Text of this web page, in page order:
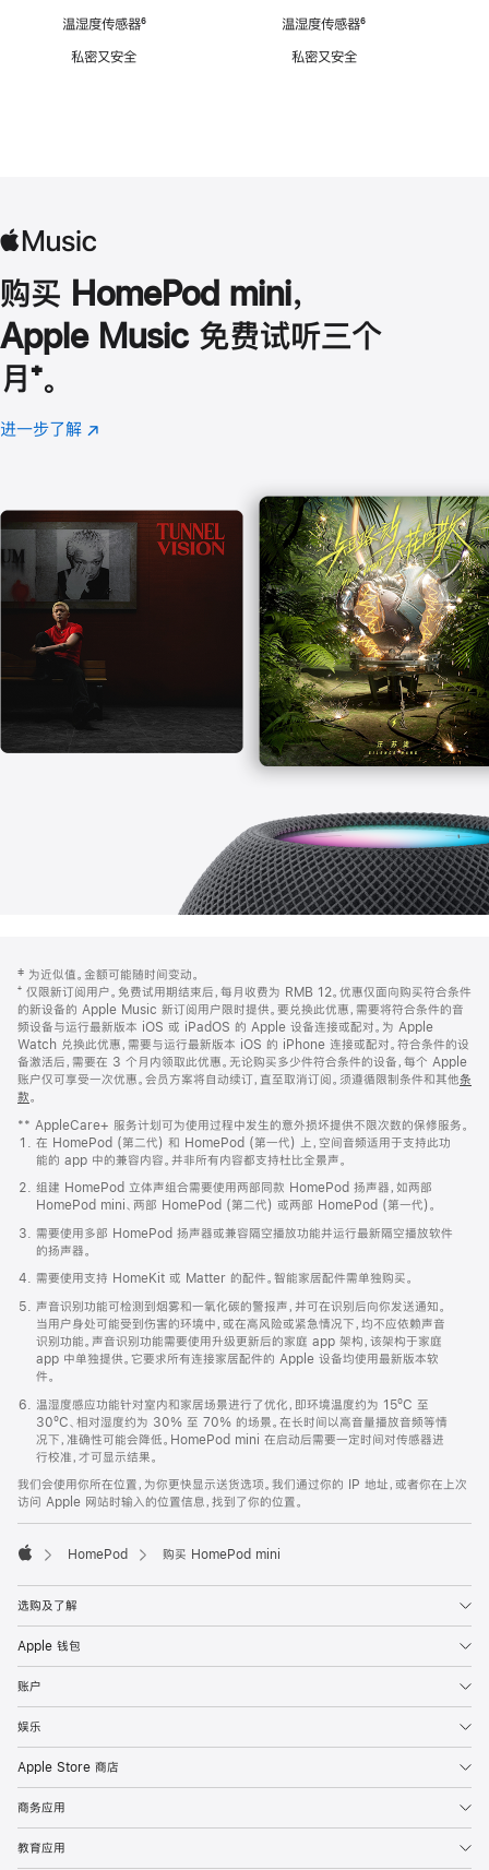
温湿度传感器脚
⁶
私密又安全
温湿度传感器脚
⁶
私密又安全
购买 HomePod mini，
Apple Music 免费试听三个
月 脚
注
⁺。
进一步了解 Apple
(在
口
中
打
开)
页
页
脚
注
‡ 为近似值。金额可能随时间变动。
⁺ 仅限新订阅用户。免费试用期结束后，每月收费为 RMB 12。优惠仅面向购买符合条件
的新设备的 Apple Music 新订阅用户限时提供。要兑换此优惠，需要将符合条件的音
频设备与运行最新版本 iOS 或 iPadOS 的 Apple 设备连接或配对。为 Apple
Watch 兑换此优惠，需要与运行最新版本 iOS 的 iPhone 连接或配对。符合条件的设
备激活后，需要在 3 个月内领取此优惠。无论购买多少件符合条件的设备，每个 Apple
账户仅可享受一次优惠。会员方案将自动续订，直至取消订阅。须遵循限制条件和其他条
款。
窗
口
中
打
开)
** AppleCare+ 服务计划可为使用过程中发生的意外损坏提供不限次数的保修服务。
在 HomePod (第二代) 和 HomePod (第一代) 上，空间音频适用于支持此功
能的 app 中的兼容内容。并非所有内容都支持杜比全景声。
组建 HomePod 立体声组合需要使用两部同款 HomePod 扬声器，如两部
HomePod mini、两部 HomePod (第二代) 或两部 HomePod (第一代)。
需要使用多部 HomePod 扬声器或兼容隔空播放功能并运行最新隔空播放软件
的扬声器。
需要使用支持 HomeKit 或 Matter 的配件。智能家居配件需单独购买。
声音识别功能可检测到烟雾和一氧化碳的警报声，并可在识别后向你发送通知。
当用户身处可能受到伤害的环境中，或在高风险或紧急情况下，均不应依赖声音
识别功能。声音识别功能需要使用升级更新后的家庭 app 架构，该架构于家庭
app 中单独提供。它要求所有连接家居配件的 Apple 设备均使用最新版本软
件。
温湿度感应功能针对室内和家居场景进行了优化，即环境温度约为 15ºC 至
30ºC、相对湿度约为 30% 至 70% 的场景。在长时间以高音量播放音频等情
况下，准确性可能会降低。HomePod mini 在启动后需要一定时间对传感器进
行校准，才可显示结果。
我们会使用你所在位置，为你更快显示送货选项。我们通过你的 IP 地址，或者你在上次
访问 Apple 网站时输入的位置信息，找到了你的位置。
HomePod 购买 HomePod mini
选购及了解
Apple 钱包
账户
娱乐
Apple Store 商店
商务应用
教育应用